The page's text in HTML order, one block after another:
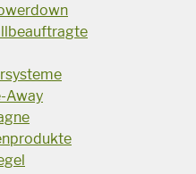
Away